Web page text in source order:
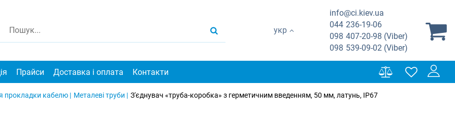
укр
info@ci.kiev.ua
044 236-19-06
098 407-20-98 (Viber)
098 539-09-02 (Viber)
Прайси Доставка і оплата Контакти
прокладки кабелю | Металеві труби | З'єднувач «труба-коробка» з герметичним введенням, 50 мм, латунь, IP67